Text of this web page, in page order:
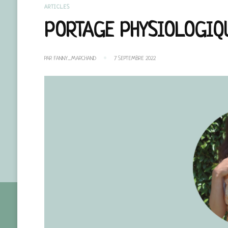
ARTICLES
PORTAGE
PAR FANNY_MARCHAND 7 SEPTEMBRE 2022